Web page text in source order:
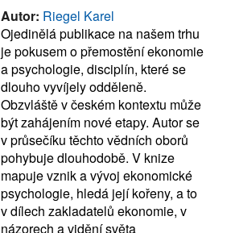
Autor: Riegel Karel
Ojedinělá publikace na našem trhu
je pokusem o přemostění ekonomie
a psychologie, disciplín, které se
dlouho vyvíjely odděleně.
Obzvláště v českém kontextu může
být zahájením nové etapy. Autor se
v průsečíku těchto vědních oborů
pohybuje dlouhodobě. V knize
mapuje vznik a vývoj ekonomické
psychologie, hledá její kořeny, a to
v dílech zakladatelů ekonomie, v
názorech a vidění světa